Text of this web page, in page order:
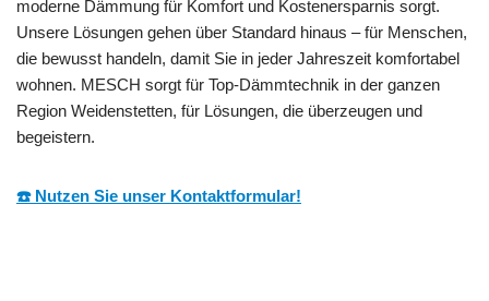
moderne Dämmung für Komfort und Kostenersparnis sorgt.
Unsere Lösungen gehen über Standard hinaus – für Menschen,
die bewusst handeln, damit Sie in jeder Jahreszeit komfortabel
wohnen. MESCH sorgt für Top-Dämmtechnik in der ganzen
Region Weidenstetten, für Lösungen, die überzeugen und
begeistern.
☎️ Nutzen Sie unser Kontaktformular!